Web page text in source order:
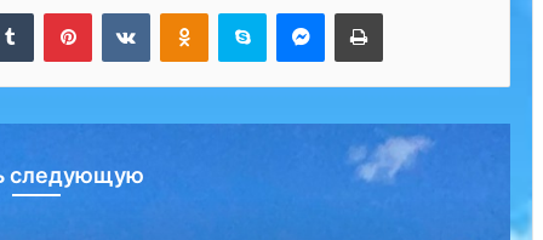
Tumblr PinterestВконтактеОдноклассники
Skype MessengerПечатать
следующую